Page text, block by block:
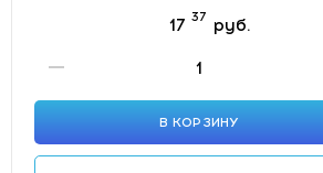
17 37 руб.
В КОРЗИНУ